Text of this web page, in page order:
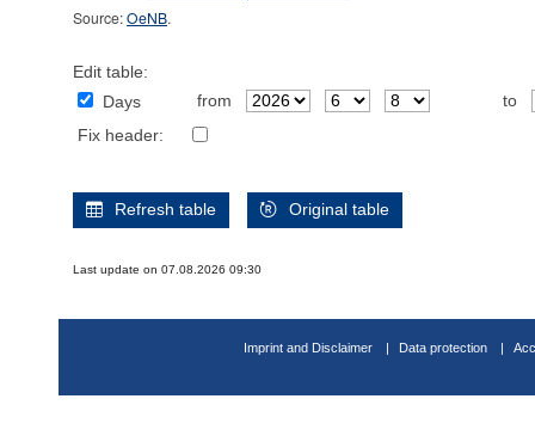
Source:OeNB.
Edit table:
Days
from
to
Fix header:
Refresh table Original table
Last update on 07.08.2026 09:30
Imprint and Disclaimer Data protection